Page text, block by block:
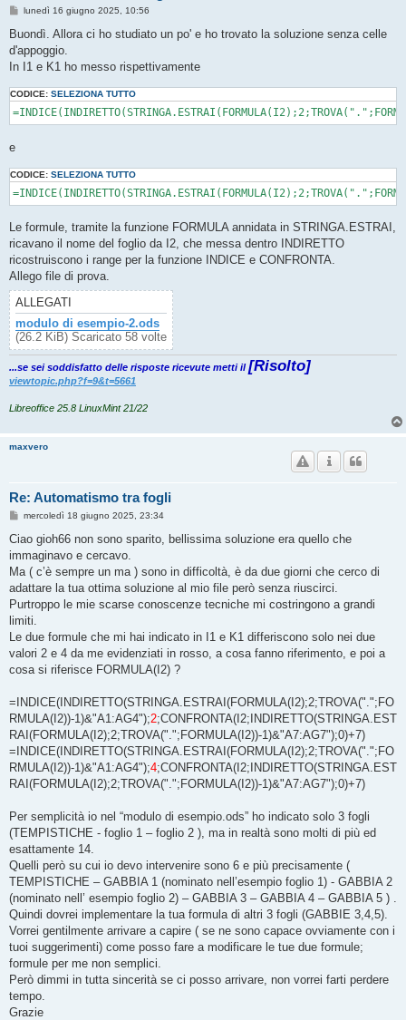
M
s
a
g
i
o
lunedì 16 giugno 2025, 10:56
Buondì. Allora ci ho studiato un po' e ho trovato la soluzione senza celle
d'appoggio.
In I1 e K1 ho messo rispettivamente
CODICE: SELEZIONA TUTTO
e
CODICE: SELEZIONA TUTTO
Le formule, tramite la funzione FORMULA annidata in STRINGA.ESTRAI,
ricavano il nome del foglio da I2, che messa dentro INDIRETTO
ricostruiscono i range per la funzione INDICE e CONFRONTA.
Allego file di prova.
ALLEGATI
modulo di esempio-2.ods
(26.2 KiB) Scaricato 58 volte
...se sei soddisfatto delle risposte ricevute metti il[Risolto]
viewtopic.php?f=9&t=5661
Libreoffice 25.8 LinuxMint 21/22
maxvero
Re: Automatismo tra fogli
M
s
a
g
i
o
mercoledì 18 giugno 2025, 23:34
Ciao gioh66 non sono sparito, bellissima soluzione era quello che
immaginavo e cercavo.
Ma ( c’è sempre un ma ) sono in difficoltà, è da due giorni che cerco di
adattare la tua ottima soluzione al mio file però senza riuscirci.
Purtroppo le mie scarse conoscenze tecniche mi costringono a grandi
limiti.
Le due formule che mi hai indicato in I1 e K1 differiscono solo nei due
valori 2 e 4 da me evidenziati in rosso, a cosa fanno riferimento, e poi a
cosa si riferisce FORMULA(I2) ?
=INDICE(INDIRETTO(STRINGA.ESTRAI(FORMULA(I2);2;TROVA(".";FO
RMULA(I2))-1)&"A1:AG4");2;CONFRONTA(I2;INDIRETTO(STRINGA.EST
RAI(FORMULA(I2);2;TROVA(".";FORMULA(I2))-1)&"A7:AG7");0)+7)
=INDICE(INDIRETTO(STRINGA.ESTRAI(FORMULA(I2);2;TROVA(".";FO
RMULA(I2))-1)&"A1:AG4");4;CONFRONTA(I2;INDIRETTO(STRINGA.EST
RAI(FORMULA(I2);2;TROVA(".";FORMULA(I2))-1)&"A7:AG7");0)+7)
Per semplicità io nel “modulo di esempio.ods” ho indicato solo 3 fogli
(TEMPISTICHE - foglio 1 – foglio 2 ), ma in realtà sono molti di più ed
esattamente 14.
Quelli però su cui io devo intervenire sono 6 e più precisamente (
TEMPISTICHE – GABBIA 1 (nominato nell’esempio foglio 1) - GABBIA 2
(nominato nell’ esempio foglio 2) – GABBIA 3 – GABBIA 4 – GABBIA 5 ) .
Quindi dovrei implementare la tua formula di altri 3 fogli (GABBIE 3,4,5).
Vorrei gentilmente arrivare a capire ( se ne sono capace ovviamente con i
tuoi suggerimenti) come posso fare a modificare le tue due formule;
formule per me non semplici.
Però dimmi in tutta sincerità se ci posso arrivare, non vorrei farti perdere
tempo.
Grazie